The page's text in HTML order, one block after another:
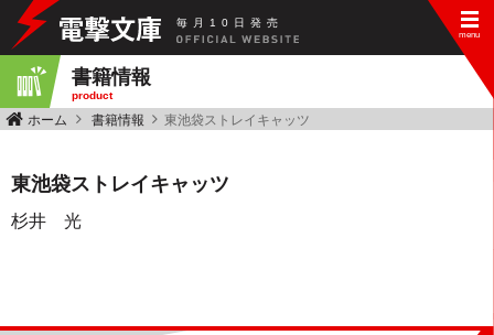
毎 月 10 日 発 売
書籍情報
product
ホーム 書籍情報 東池袋ストレイキャッツ
東池袋ストレイキャッツ
杉井 光